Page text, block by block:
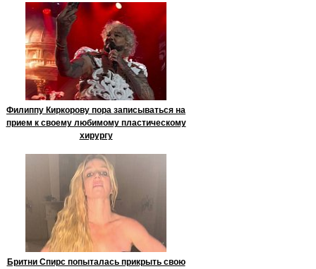
Филиппу Киркорову пора записываться на
прием к своему любимому пластическому
хирургу
Бритни Спирс попыталась прикрыть свою